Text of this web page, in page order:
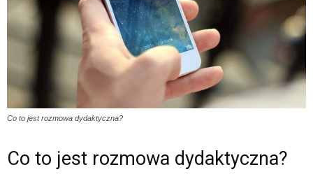
Co to jest rozmowa dydaktyczna?
Co to jest rozmowa dydaktyczna?